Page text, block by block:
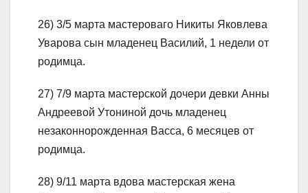
26) 3/5 марта мастероваго Никиты Яковлева
Уварова сын младенец Василий, 1 недели от
родимца.
27) 7/9 марта мастерской дочери девки Анны
Андреевой Утониной дочь младенец
незаконнорожденная Васса, 6 месяцев от
родимца.
28) 9/11 марта вдова мастерская жена